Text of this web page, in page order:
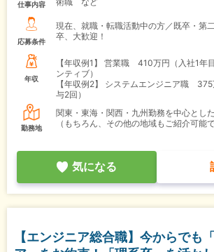
仕事内容
応募条件
現在、就職・転職活動中の方／既卒・第
卒、大歓迎！
年収
【年収例1】
営業職 410万円（入社1年
ンティブ）
【年収例2】
システムエンジニア職
与2回）
勤務地
関東・東海・関西・九州勤務を中心とし
（もちろん、その他の地域もご紹介可能で
気になる
【エンジニア総合職】今からでも